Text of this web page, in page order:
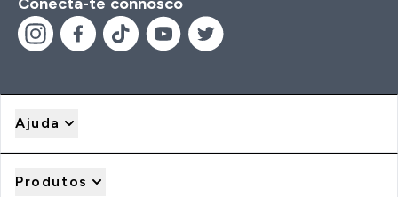
Ajuda
Produtos